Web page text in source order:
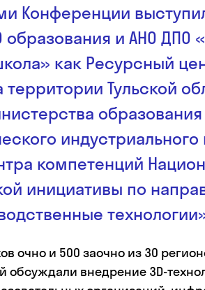
Конференции
образования и АНО ДПО
как Ресурсный
Тульской
образования
индустриального
компетенций
инициативы по
очно и 500 заочно из 30
обсуждали внедрение 3D-